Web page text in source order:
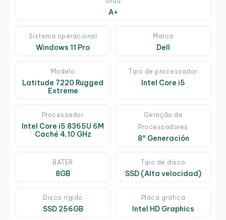
A+
Sistema operacional
Windows 11 Pro
Marca
Dell
Modelo
Latitude 7220 Rugged
Extreme
Tipo de processador
Intel Core i5
Processador
Intel Core i5 8365U 6M
Caché 4,10 GHz
Geração de
Processadores
8º Generación
BATER
8GB
Tipo de disco
SSD (Alta velocidad)
Disco rígido
SSD 256GB
Placa gráfica
Intel HD Graphics